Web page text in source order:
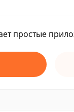
простые